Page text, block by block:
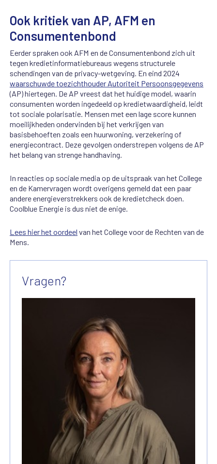
Ook kritiek van AP, AFM en
Consumentenbond
Eerder spraken ook AFM en de Consumentenbond zich uit
tegen kredietinformatiebureaus wegens structurele
schendingen van de privacy-wetgeving. En eind 2024
waarschuwde toezichthouder Autoriteit Persoonsgegevens
(AP) hiertegen. De AP vreest dat het huidige model, waarin
consumenten worden ingedeeld op kredietwaardigheid, leidt
tot sociale polarisatie. Mensen met een lage score kunnen
moeilijkheden ondervinden bij het verkrijgen van
basisbehoeften zoals een huurwoning, verzekering of
energiecontract. Deze gevolgen onderstrepen volgens de AP
het belang van strenge handhaving.
In reacties op sociale media op de uitspraak van het College
en de Kamervragen wordt overigens gemeld dat een paar
andere energieverstrekkers ook de kredietcheck doen.
Coolblue Energie is dus niet de enige.
Lees hier het oordeel van het College voor de Rechten van de
Mens.
Vragen?